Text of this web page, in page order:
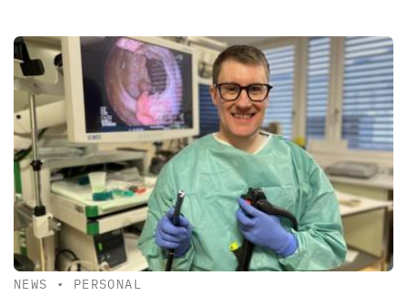
NEWS • PERSONAL